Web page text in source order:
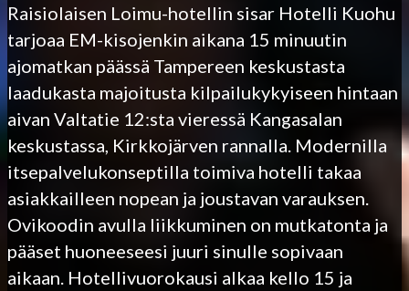
Raisiolaisen Loimu-hotellin sisar Hotelli Kuohu
tarjoaa EM-kisojenkin aikana 15 minuutin
ajomatkan päässä Tampereen keskustasta
laadukasta majoitusta kilpailukykyiseen hintaan
aivan Valtatie 12:sta vieressä Kangasalan
keskustassa, Kirkkojärven rannalla. Modernilla
itsepalvelukonseptilla toimiva hotelli takaa
asiakkailleen nopean ja joustavan varauksen.
Ovikoodin avulla liikkuminen on mutkatonta ja
pääset huoneeseesi juuri sinulle sopivaan
aikaan. Hotellivuorokausi alkaa kello 15 ja